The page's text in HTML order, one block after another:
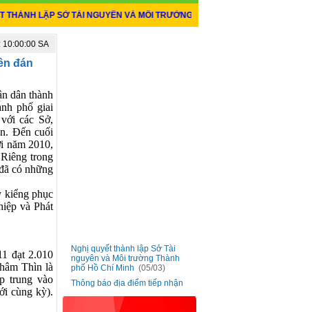
LẬP SỞ TÀI NGUYÊN VÀ MÔI TRƯỜNG THÀNH PHỐ HỒ CHÍ MINH
10:00:00 SA
đán
dân thành
phố giai
các Sở,
Đến cuối
năm 2010,
trong
có những
phục
và Phát
đạt 2.010
Thìn là
trung vào
cùng kỳ).
nguyên và Môi trường Thành
phố Hồ Chí Minh(05/03)
Thông báo địa điểm tiếp nhận
và trả kết quả giải quyết thủ tục
và Môi trường